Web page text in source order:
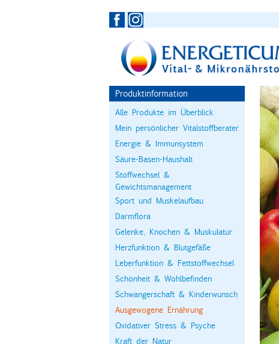
Produktinformation
Alle Produkte im Überblick
Mein persönlicher Vitalstoffberater
Energie & Immunsystem
Säure-Basen-Haushalt
Stoffwechsel &
Gewichtsmanagement
Sport und Muskelaufbau
Darmflora
Gelenke, Knochen & Muskulatur
Herzfunktion & Blutgefäße
Leberfunktion & Fettstoffwechsel
Schönheit & Wohlbefinden
Schwangerschaft & Kinderwunsch
Ausgewogene Ernährung
Oxidativer Stress & Psyche
Kraft der Natur